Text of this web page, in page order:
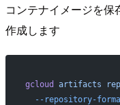
コンテナイメージを
作成します
gcloud artifacts
--repository-